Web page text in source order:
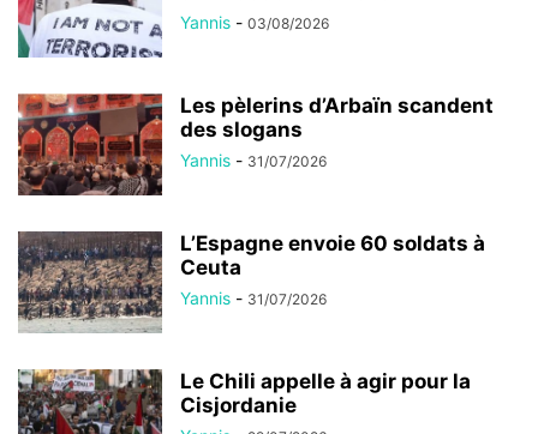
Yannis - 03/08/2026
Les pèlerins d’Arbaïn scandent
des slogans
Yannis - 31/07/2026
L’Espagne envoie 60 soldats à
Ceuta
Yannis - 31/07/2026
Le Chili appelle à agir pour la
Cisjordanie